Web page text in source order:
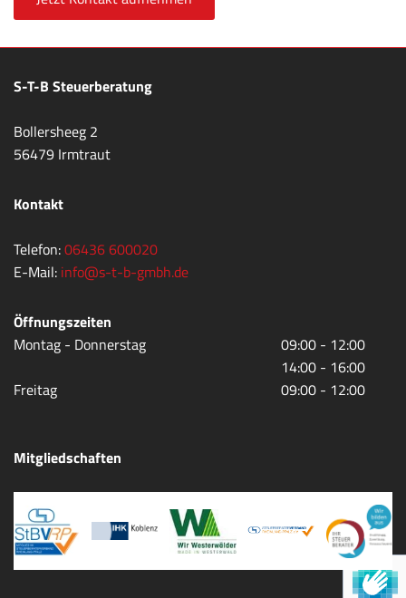
S-T-B Steuerberatung
Bollersheeg 2
56479 Irmtraut
Kontakt
Telefon:06436 600020
E-Mail: info@s-t-b-gmbh.de
Öffnungszeiten
Montag - Donnerstag
09:00 - 12:00
14:00 - 16:00
Freitag
09:00 - 12:00
Mitgliedschaften